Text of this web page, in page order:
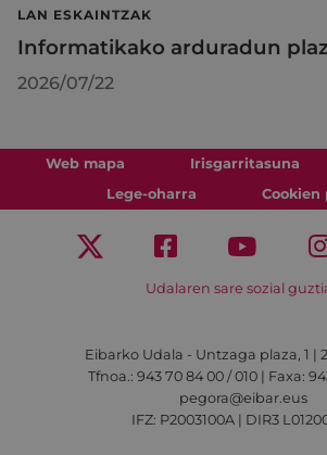
LAN ESKAINTZAK
Informatikako arduradun
2026/07/22
Web mapa Irisgarritasuna
Lege-oharra
Cookien
Udalaren sare sozial
Eibarko Udala - Untzaga plaza, 1 |
Tfnoa.: 943 70 84 00 / 010 | Faxa:
pegora@eibar.eus
IFZ: P2003100A | DIR3